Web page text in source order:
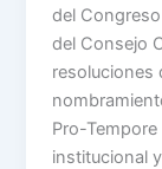
del
del Consejo
resoluciones
Pro-
institucional